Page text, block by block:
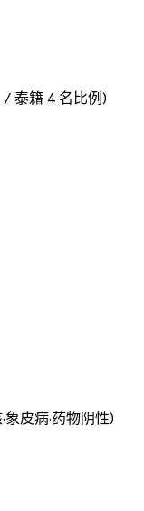
泰籍 4 名比例)
皮病·药物阴性)